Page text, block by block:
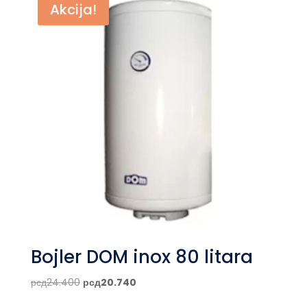
рсд21.800.
Akcija!
Bojler DOM inox 80 litara
рсд24.400 Originalna
рсд20.740Trenutna